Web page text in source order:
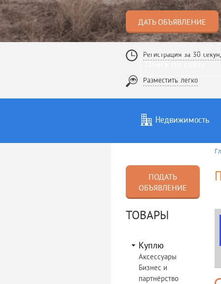
ДАТЬ ОБЪЯВЛЕНИЕ
Регистрация за 30
Разместить легко
Недвижимость
Услуги
ПОДАТЬ
ОБЪЯВЛЕНИЕ
ТОВАРЫ
Куплю
Аксессуары
Бизнес и
партнёрство